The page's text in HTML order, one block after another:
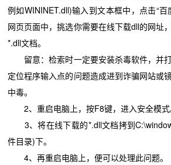
例如WININET.dll)输入到文本框中，点击“
网页页面中，挑选你需要在线下载dll的网址
*.dll文档。
留意：检索时一定要安装杀毒软件，并
定位程序输入点的问题造成进到诈骗网站或
中毒。
2、重启电脑上，按F8键，进入安全模式
3、将在线下载的*.dll文档拷到
件目录)下。
4、再重启电脑上，便可以处理此问题。